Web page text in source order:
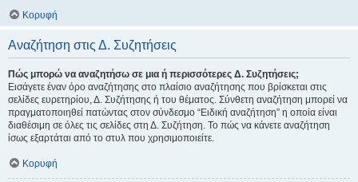
Κορυφή
Αναζήτηση στις Δ. Συζητήσεις
Πώς μπορώ να αναζητήσω σε μια ή περισσότερες Δ. Συζητήσεις;
Εισάγετε έναν όρο αναζήτησης στο πλαίσιο αναζήτησης που βρίσκεται στις
σελίδες ευρετηρίου, Δ. Συζήτησης ή του θέματος. Σύνθετη αναζήτηση μπορεί να
πραγματοποιηθεί πατώντας στον σύνδεσμο “Ειδική αναζήτηση” η οποία είναι
διαθέσιμη σε όλες τις σελίδες στη Δ. Συζήτηση. Το πώς να κάνετε αναζήτηση
ίσως εξαρτάται από το στυλ που χρησιμοποιείτε.
Κορυφή